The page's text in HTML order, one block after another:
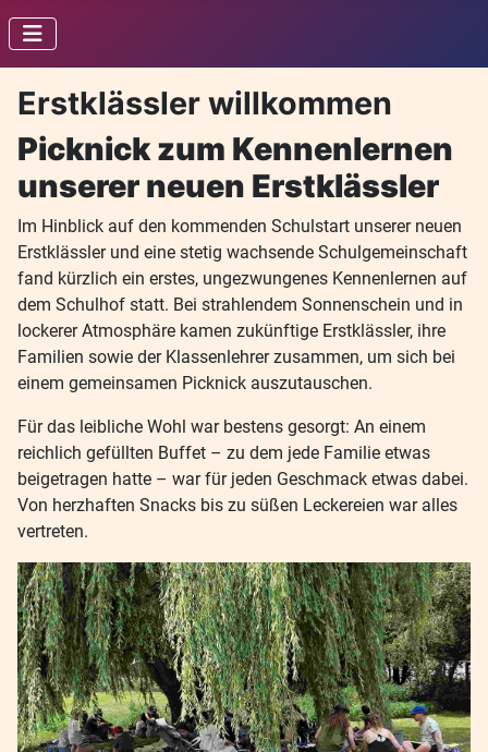
Erstklässler willkommen
Picknick zum Kennenlernen
unserer neuen Erstklässler
Im Hinblick auf den kommenden Schulstart unserer neuen
Erstklässler und eine stetig wachsende Schulgemeinschaft
fand kürzlich ein erstes, ungezwungenes Kennenlernen auf
dem Schulhof statt. Bei strahlendem Sonnenschein und in
lockerer Atmosphäre kamen zukünftige Erstklässler, ihre
Familien sowie der Klassenlehrer zusammen, um sich bei
einem gemeinsamen Picknick auszutauschen.
Für das leibliche Wohl war bestens gesorgt: An einem
reichlich gefüllten Buffet – zu dem jede Familie etwas
beigetragen hatte – war für jeden Geschmack etwas dabei.
Von herzhaften Snacks bis zu süßen Leckereien war alles
vertreten.